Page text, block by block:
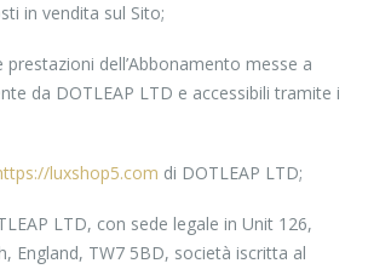
in vendita sul Sito;
prestazioni dell’Abbonamento messe a
da DOTLEAP LTD e accessibili tramite i
luxshop5.com di DOTLEAP LTD;
LTD, con sede legale in Unit 126,
England, TW7 5BD, società iscritta al